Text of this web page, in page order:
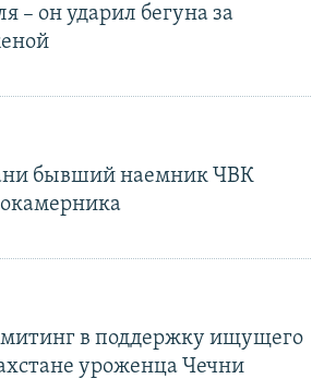
– он ударил бегуна за
бывший наемник ЧВК
в поддержку ищущего
уроженца Чечни